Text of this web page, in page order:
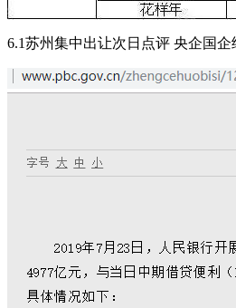
6.1苏州集中出让次日点评 央企国